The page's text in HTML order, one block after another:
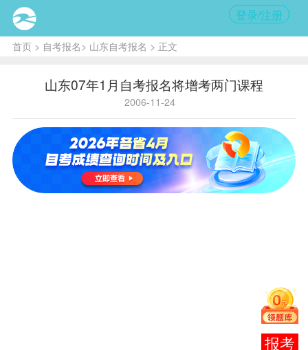
登录/注册
首页> 自考报名> 山东自考报名 > 正文
山东07年1月自考报名将增考两门课程
2006-11-24
核心
示:
年1月高
在线